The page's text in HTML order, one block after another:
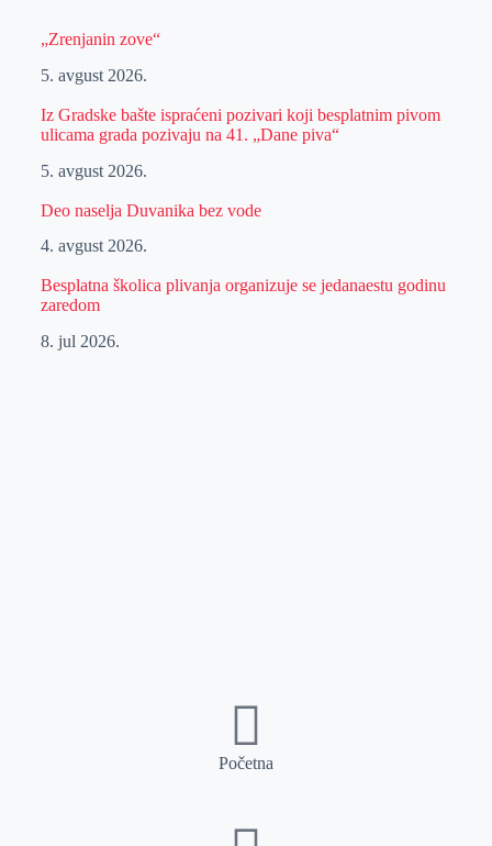
„Zrenjanin zove“
5. avgust 2026.
Iz Gradske bašte ispraćeni pozivari koji besplatnim pivom
ulicama grada pozivaju na 41. „Dane piva“
5. avgust 2026.
Deo naselja Duvanika bez vode
4. avgust 2026.
Besplatna školica plivanja organizuje se jedanaestu godinu
zaredom
8. jul 2026.
Početna